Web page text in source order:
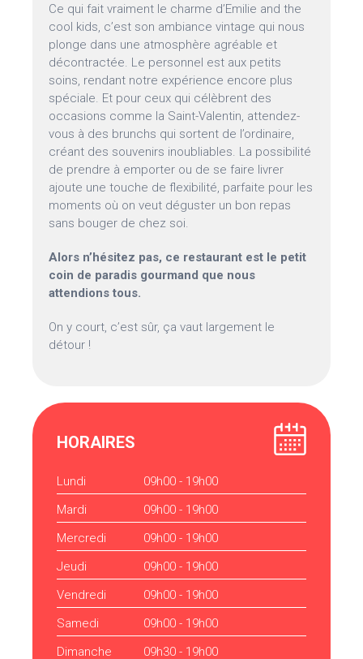
Ce qui fait vraiment le charme d’Emilie and the
cool kids, c’est son ambiance vintage qui nous
plonge dans une atmosphère agréable et
décontractée. Le personnel est aux petits
soins, rendant notre expérience encore plus
spéciale. Et pour ceux qui célèbrent des
occasions comme la Saint-Valentin, attendez-
vous à des brunchs qui sortent de l’ordinaire,
créant des souvenirs inoubliables. La possibilité
de prendre à emporter ou de se faire livrer
ajoute une touche de flexibilité, parfaite pour les
moments où on veut déguster un bon repas
sans bouger de chez soi.
Alors n’hésitez pas, ce restaurant est le petit
coin de paradis gourmand que nous
attendions tous.
On y court, c’est sûr, ça vaut largement le
détour !
HORAIRES
Lundi
09h00 - 19h00
Mardi
09h00 - 19h00
Mercredi
09h00 - 19h00
Jeudi
09h00 - 19h00
Vendredi
09h00 - 19h00
Samedi
09h00 - 19h00
Dimanche
09h30 - 19h00